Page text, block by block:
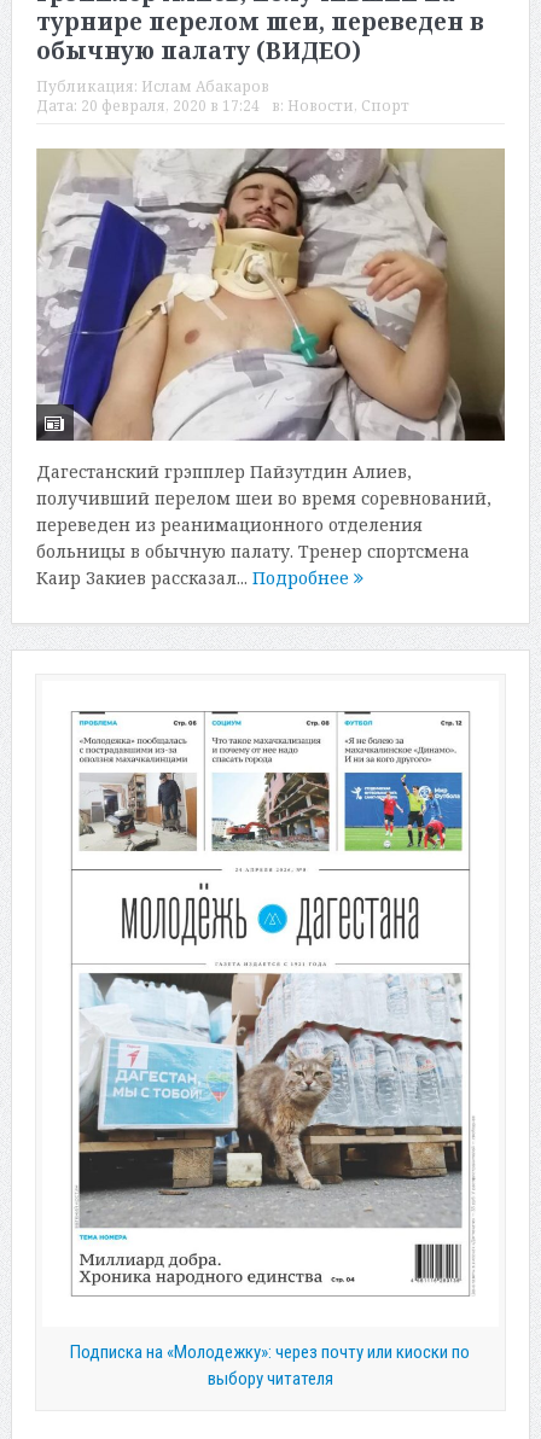
турнире перелом шеи, переведен в
обычную палату (ВИДЕО)
Публикация: Ислам Абакаров
Дата: 20 февраля, 2020 в 17:24 в: Новости, Спорт
Дагестанский грэпплер Пайзутдин Алиев,
получивший перелом шеи во время соревнований,
переведен из реанимационного отделения
больницы в обычную палату. Тренер спортсмена
Каир Закиев рассказал... Подробнее
Подписка на «Молодежку»: через почту или киоски по
выбору читателя